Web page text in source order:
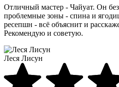
Отличный мастер - Чайуат. Он
проблемные зоны - спина и
ресепшн - всё объяснит и
Рекомендую и советую.
Леся Лисун